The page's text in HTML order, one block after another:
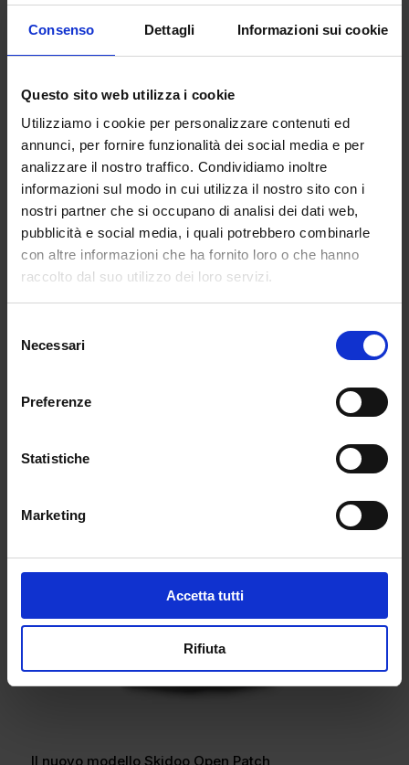
Consenso Dettagli Informazioni sui cookie
Questo sito web utilizza i cookie
Utilizziamo i cookie per personalizzare contenuti ed
annunci, per fornire funzionalità dei social media e per
analizzare il nostro traffico. Condividiamo inoltre
informazioni sul modo in cui utilizza il nostro sito con i
nostri partner che si occupano di analisi dei dati web,
pubblicità e social media, i quali potrebbero combinarle
con altre informazioni che ha fornito loro o che hanno
raccolto dal suo utilizzo dei loro servizi.
delNecessari
Preferenze
Statistiche
Marketing
Accetta tutti
Rifiuta
Realizzata in 100% poliestere riciclato con
trattamento resistente all’acqua, il nuovo modello
Skidoo presenta una zip a tutta lunghezza
garantendo così una performance elevata per tutte
le attività outdoor che il brand ci spinge a provare.
Abbiamo anche una bella gamma di caratteristiche
tecniche: cappuccio con sistema di regolazione
avanzato, cuciture nastrate nei punti critici, vita
Il nuovo modello Skidoo Open Patch